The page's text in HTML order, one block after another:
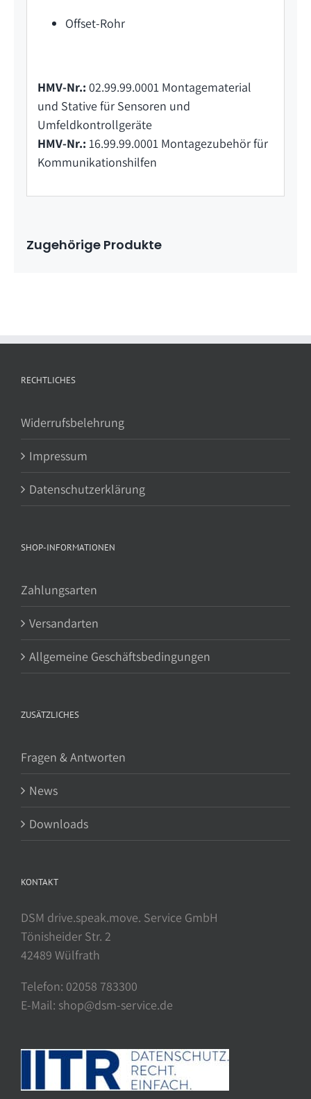
Offset-Rohr
HMV-Nr.: 02.99.99.0001 Montagematerial
und Stative für Sensoren und
Umfeldkontrollgeräte
HMV-Nr.: 16.99.99.0001 Montagezubehör für
Kommunikationshilfen
Zugehörige Produkte
RECHTLICHES
Widerrufsbelehrung
Impressum
Datenschutzerklärung
SHOP-INFORMATIONEN
Zahlungsarten
Versandarten
Allgemeine Geschäftsbedingungen
ZUSÄTZLICHES
Fragen & Antworten
News
Downloads
KONTAKT
DSM drive.speak.move. Service GmbH
Tönisheider Str. 2
42489 Wülfrath
Telefon: 02058 783300
E-Mail: shop@dsm-service.de